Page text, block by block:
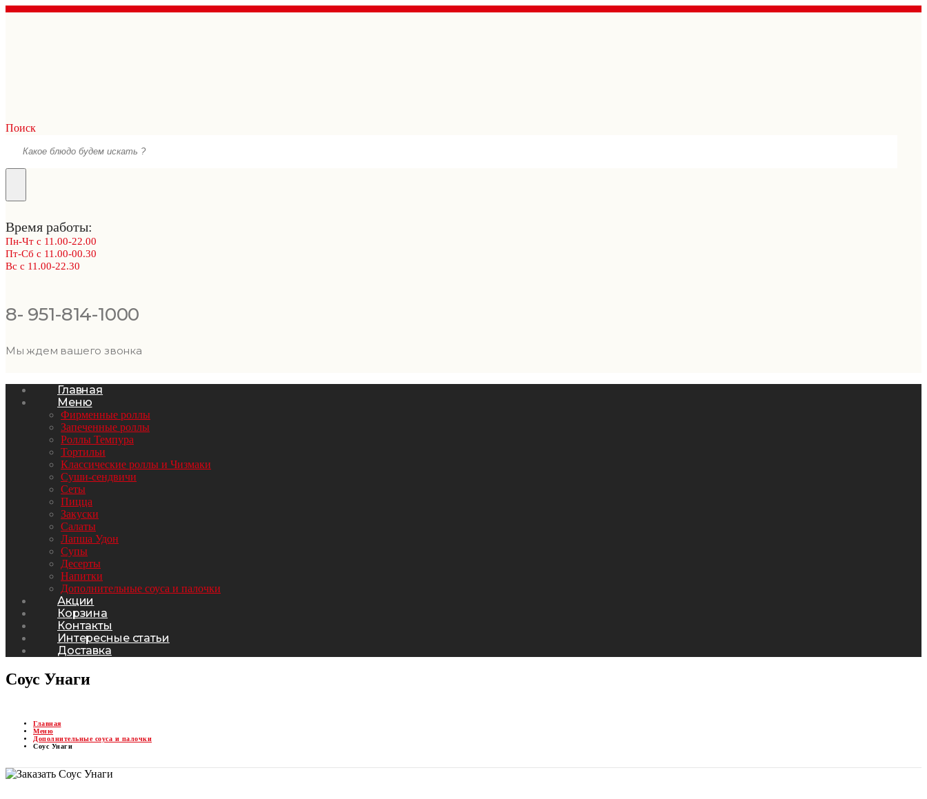
Поиск
Время работы:
Пн-Чт с 11.00-22.00
Пт-Сб с 11.00-00.30
Вс с 11.00-22.30
8- 951-814-1000
Мы ждем вашего звонка
Главная
Меню
Фирменные роллы
Запеченные роллы
Роллы Темпура
Тортильи
Классические роллы и Чизмаки
Суши-сендвичи
Сеты
Пицца
Закуски
Салаты
Лапша Удон
Супы
Десерты
Напитки
Дополнительные соуса и палочки
Акции
Корзина
Контакты
Интересные статьи
Доставка
Соус Унаги
Главная
Меню
Дополнительные соуса и палочки
Соус Унаги